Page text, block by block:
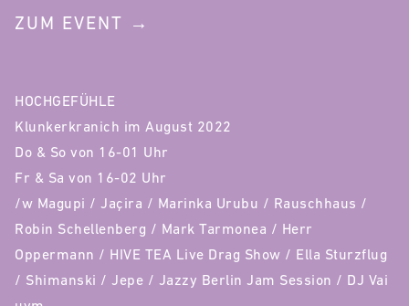
HOCHGEFÜHLE
Klunkerkranich im August 2022
Do & So von 16-01 Uhr
Fr & Sa von 16-02 Uhr
/w Magupi / Jaçira / Marinka Urubu / Rauschhaus /
Robin Schellenberg / Mark Tarmonea / Herr
Oppermann / HIVE TEA Live Drag Show / Ella Sturzflug
/ Shimanski / Jepe / Jazzy Berlin Jam Session / DJ Vai
ZUM EVENT